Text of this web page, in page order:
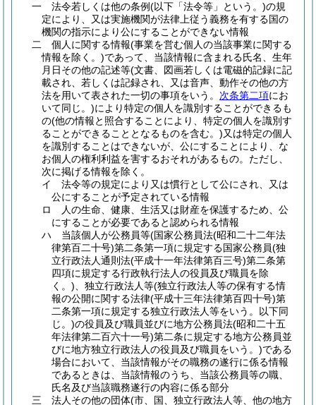
一
法令若しくは他の条例(以下「法令等」という。)の規
定により、又は実施機関が法律上従う義務を有する国の
機関の指示により公にすることができない情報
二
個人に関する情報(事業を営む個人の当該事業に関する
情報を除く。)であって、当該情報に含まれる氏名、生年
月日その他の記述等(文書、図画若しくは電磁的記録に記
載され、若しくは記録され、又は音声、動作その他の方
法を用いて表された一切の事項をいう。 次条第二項にお
いて同じ。)により特定の個人を識別することができるも
の(他の情報と照合することにより、特定の個人を識別す
ることができることとなるものを含む。)又は特定の個人
を識別することはできないが、公にすることにより、な
お個人の権利利益を害するおそれがあるもの。 ただし、
次に掲げる情報を除く。
イ
法令等の規定により又は慣行として公にされ、又は
公にすることが予定されている情報
ロ
人の生命、健康、生活又は財産を保護するため、公
にすることが必要であると認められる情報
ハ
当該個人が公務員等(国家公務員法(昭和二十二年法
律第百二十号)第二条第一項に規定する国家公務員(独
立行政法人通則法(平成十一年法律第百三号)第二条第
四項に規定する行政執行法人の役員及び職員を除
く。) 、独立行政法人等(独立行政法人等の保有する情
報の公開に関する法律(平成十三年法律第百四十号)第
二条第一項に規定する独立行政法人等をいう。以下同
じ。)の役員及び職員並びに地方公務員法(昭和二十五
年法律第二百六十一号)第二条に規定する地方公務員並
びに地方独立行政法人の役員及び職員をいう。)である
場合において、当該情報がその職務の遂行に係る情報
であるときは、当該情報のうち、当該公務員等の職、
氏名及び当該職務遂行の内容に係る部分
三
法人その他の団体(市、国、独立行政法人等、他の地方